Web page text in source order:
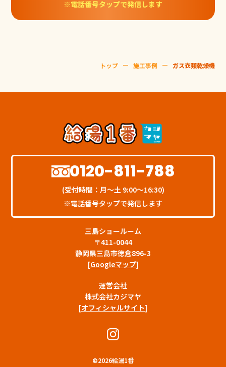
※電話番号タップで発信します
トップ 施工事例 ガス衣類乾燥機
三島ショールーム
〒411-0044
静岡県三島市徳倉896-3
[Googleマップ]
0120-811-788
(受付時間：月〜土 9:00〜16:30)
※電話番号タップで発信します
運営会社
株式会社カジマヤ
[オフィシャルサイト]
©2026給湯1番